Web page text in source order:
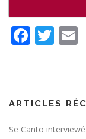
ARTICLES
Se Canto